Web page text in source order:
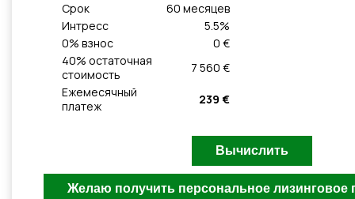
Cрок 60 месяцeв
Интресс
5.5%
0% взнос
0 €
40% остаточная
стоимость
7 560 €
Ежемесячный
платеж
239 €